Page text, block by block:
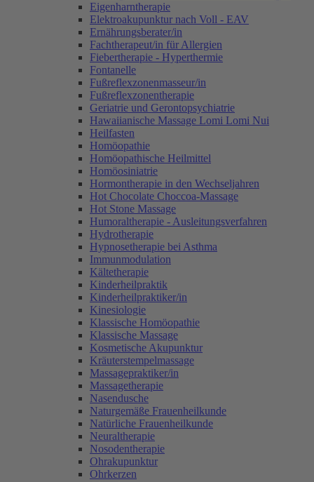
Eigenharntherapie
Elektroakupunktur nach Voll - EAV
Ernährungsberater/in
Fachtherapeut/in für Allergien
Fiebertherapie - Hyperthermie
Fontanelle
Fußreflexzonenmasseur/in
Fußreflexzonentherapie
Geriatrie und Gerontopsychiatrie
Hawaiianische Massage Lomi Lomi Nui
Heilfasten
Homöopathie
Homöopathische Heilmittel
Homöosiniatrie
Hormontherapie in den Wechseljahren
Hot Chocolate Choccoa-Massage
Hot Stone Massage
Humoraltherapie - Ausleitungsverfahren
Hydrotherapie
Hypnosetherapie bei Asthma
Immunmodulation
Kältetherapie
Kinderheilpraktik
Kinderheilpraktiker/in
Kinesiologie
Klassische Homöopathie
Klassische Massage
Kosmetische Akupunktur
Kräuterstempelmassage
Massagepraktiker/in
Massagetherapie
Nasendusche
Naturgemäße Frauenheilkunde
Natürliche Frauenheilkunde
Neuraltherapie
Nosodentherapie
Ohrakupunktur
Ohrkerzen